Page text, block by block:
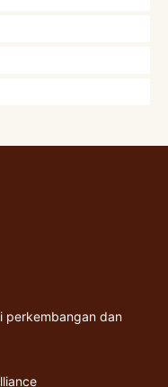
perkembangan dan